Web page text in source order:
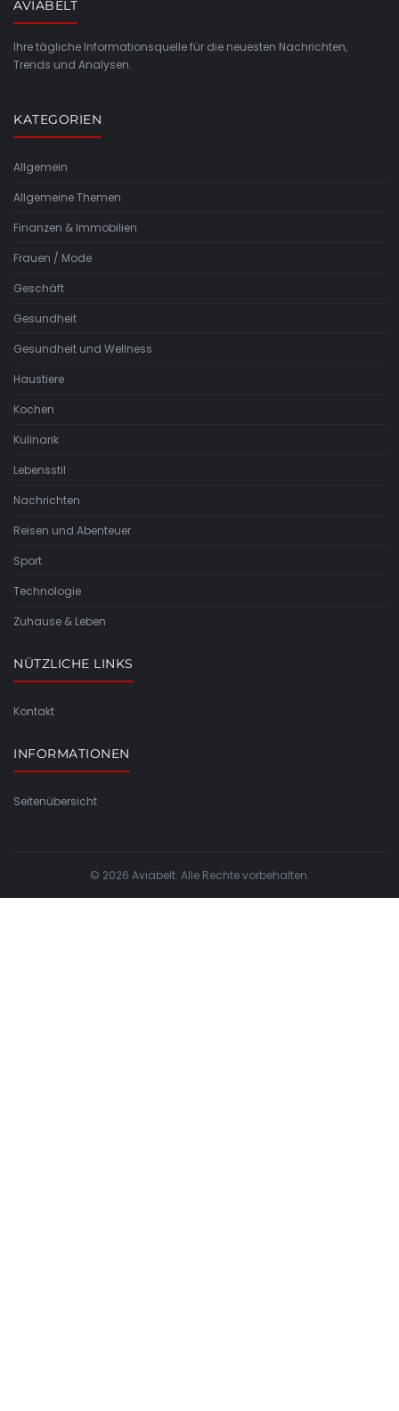
AVIABELT
Ihre tägliche Informationsquelle für die neuesten Nachrichten,
Trends und Analysen.
KATEGORIEN
Allgemein
Allgemeine Themen
Finanzen & Immobilien
Frauen / Mode
Geschäft
Gesundheit
Gesundheit und Wellness
Haustiere
Kochen
Kulinarik
Lebensstil
Nachrichten
Reisen und Abenteuer
Sport
Technologie
Zuhause & Leben
NÜTZLICHE LINKS
Kontakt
INFORMATIONEN
Seitenübersicht
© 2026 Aviabelt. Alle Rechte vorbehalten.